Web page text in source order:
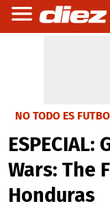
NO TODO ES
Wars: The
Honduras